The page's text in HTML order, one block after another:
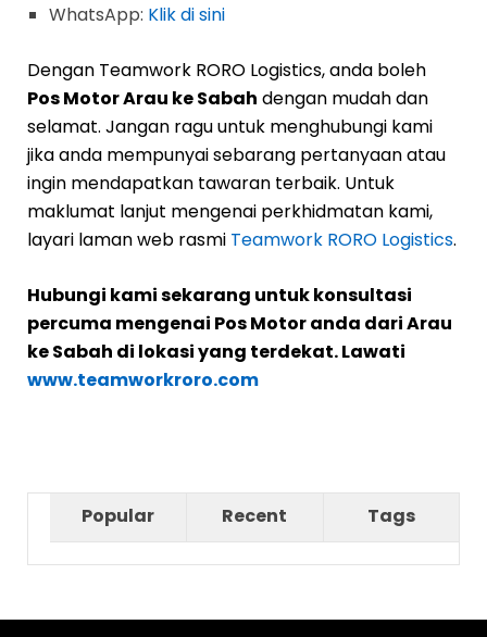
WhatsApp: Klik di sini
Dengan Teamwork RORO Logistics, anda boleh
Pos Motor Arau ke Sabah dengan mudah dan
selamat. Jangan ragu untuk menghubungi kami
jika anda mempunyai sebarang pertanyaan atau
ingin mendapatkan tawaran terbaik. Untuk
maklumat lanjut mengenai perkhidmatan kami,
layari laman web rasmi Teamwork RORO Logistics.
Hubungi kami sekarang untuk konsultasi
percuma mengenai Pos Motor anda dari Arau
ke Sabah di lokasi yang terdekat. Lawati
www.teamworkroro.com
Popular Recent Tags